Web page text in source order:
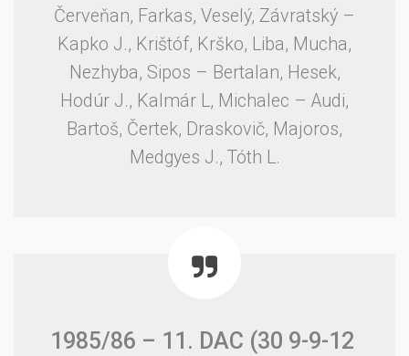
Červeňan, Farkas, Veselý, Závratský –
Kapko J., Krištóf, Krško, Liba, Mucha,
Nezhyba, Sipos – Bertalan, Hesek,
Hodúr J., Kalmár L, Michalec – Audi,
Bartoš, Čertek, Draskovič, Majoros,
Medgyes J., Tóth L.
1985/86 – 11. DAC (30 9-9-12